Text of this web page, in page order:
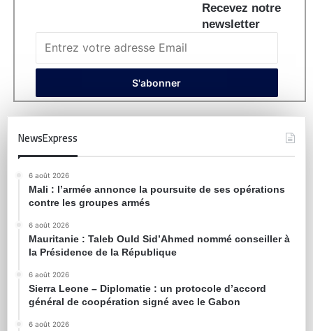
Recevez notre
newsletter
NewsExpress
6 août 2026
Mali : l’armée annonce la poursuite de ses opérations
contre les groupes armés
6 août 2026
Mauritanie : Taleb Ould Sid’Ahmed nommé conseiller à
la Présidence de la République
6 août 2026
Sierra Leone – Diplomatie : un protocole d’accord
général de coopération signé avec le Gabon
6 août 2026